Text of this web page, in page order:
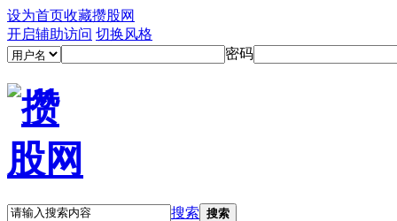
设为首页收藏攒股网
开启辅助访问 切换风格
密码
搜索 搜索